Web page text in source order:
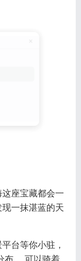
座宝藏都会一
一抹湛蓝的天
台等你小驻，
布， 可以骑着